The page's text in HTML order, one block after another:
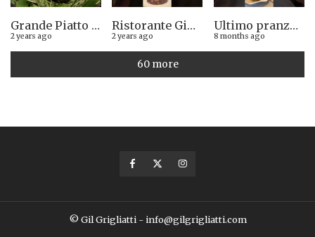
Grande Piatto al rist. Quintilio di Altare SV: Carrè di agnello in crosta di erbe aromatiche liguri
2 years ago
Ristorante Giglio di Lucca. Stella Michelin sì o no?
2 years ago
Ultimo pranzo torinese al ristorante Casa Vicina. 13/12/2025
8 months ago
60 more
© Gil Grigliatti - info@gilgrigliatti.com